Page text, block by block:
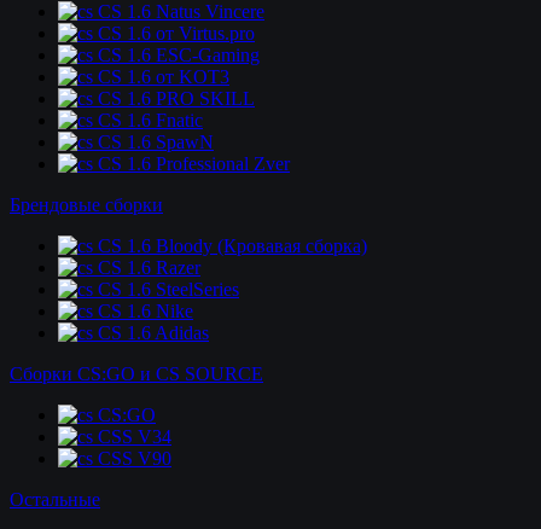
CS 1.6 Natus Vincere
CS 1.6 от Virtus.pro
CS 1.6 ESC-Gaming
CS 1.6 от KOT3
CS 1.6 PRO SKILL
CS 1.6 Fnatic
CS 1.6 SpawN
CS 1.6 Professional Zver
Брендовые сборки
CS 1.6 Bloody (Кровавая сборка)
CS 1.6 Razer
CS 1.6 SteelSeries
CS 1.6 Nike
CS 1.6 Adidas
Сборки CS:GO и CS SOURCE
CS:GO
CSS V34
CSS V90
Остальные